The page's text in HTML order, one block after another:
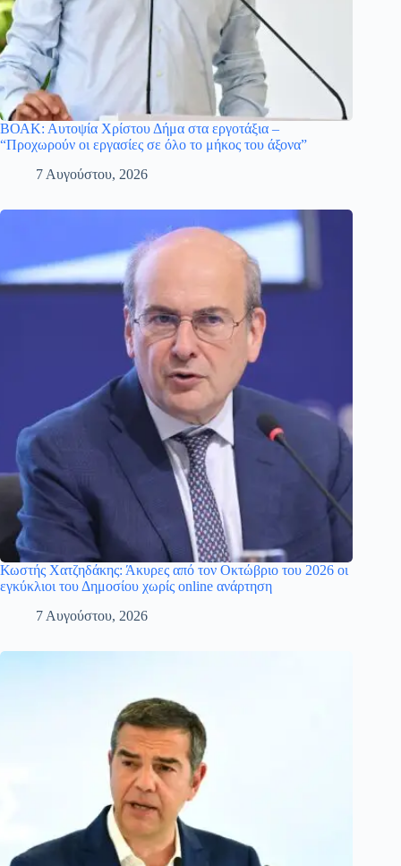
ΒΟΑΚ: Αυτοψία Χρίστου Δήμα στα εργοτάξια –
“Προχωρούν οι εργασίες σε όλο το μήκος του άξονα”
7 Αυγούστου, 2026
Κωστής Χατζηδάκης: Άκυρες από τον Οκτώβριο του 2026 οι
εγκύκλιοι του Δημοσίου χωρίς online ανάρτηση
7 Αυγούστου, 2026